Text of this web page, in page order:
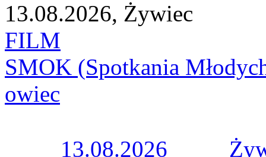
13.08.2026, Żywiec
FILM
SMOK (Spotkania
owiec
13.08.2026